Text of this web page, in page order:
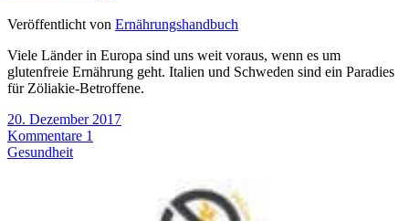
Veröffentlicht von Ernährungshandbuch
Viele Länder in Europa sind uns weit voraus, wenn es um
glutenfreie Ernährung geht. Italien und Schweden sind ein Paradies
für Zöliakie-Betroffene.
20. Dezember 2017
Kommentare 1
Gesundheit